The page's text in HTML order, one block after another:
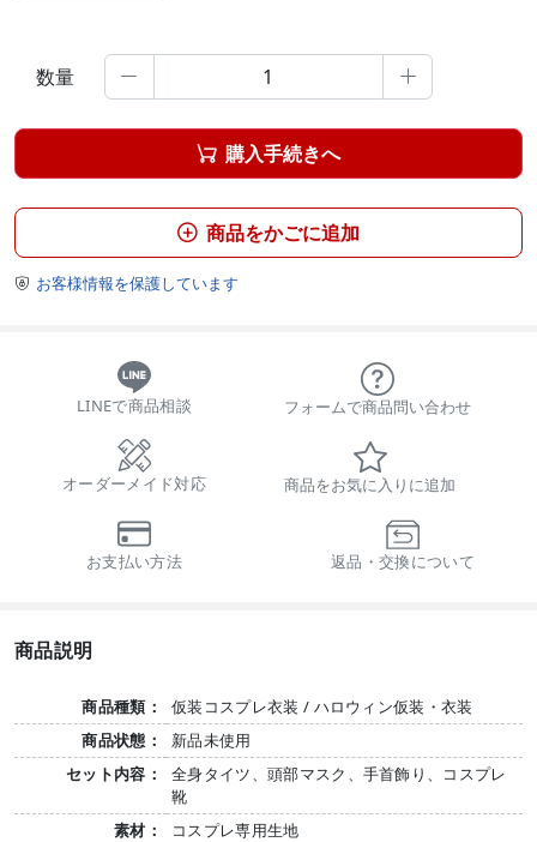
数量  
 購入手続きへ
 商品をかごに追加
 お客様情報を保護しています
LINEで商品相談 フォームで商品問い合わせ
オーダーメイド対応 商品をお気に入りに追加
お支払い方法 返品・交換について
商品説明
商品種類：
仮装コスプレ衣装 / ハロウィン仮装・衣装
商品状態：
新品未使用
セット内容：
全身タイツ、頭部マスク、手首飾り、コスプレ
靴
素材：
コスプレ専用生地